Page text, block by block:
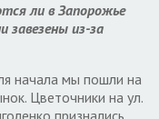
ли в Запорожье
завезены из-за
начала мы пошли на
Цветочники на ул.
признались,